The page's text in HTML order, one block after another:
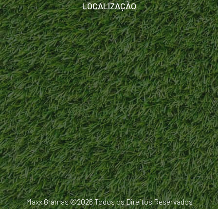
LOCALIZAÇÃO
Maxx Gramas ©2026 Todos os Direitos Reservados